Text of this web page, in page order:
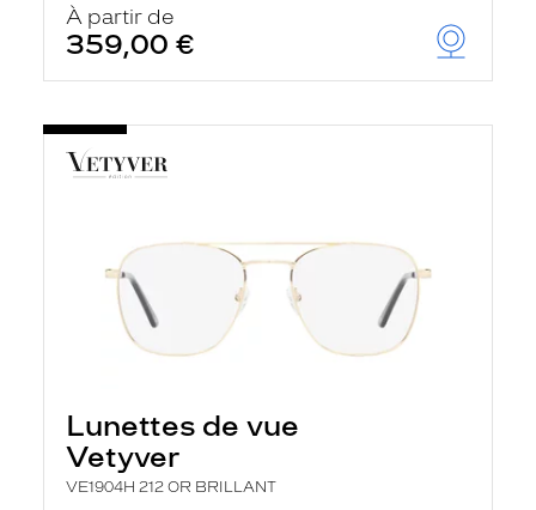
À partir de
359,00 €
Lunettes de vue
Vetyver
VE1904H 212 OR BRILLANT